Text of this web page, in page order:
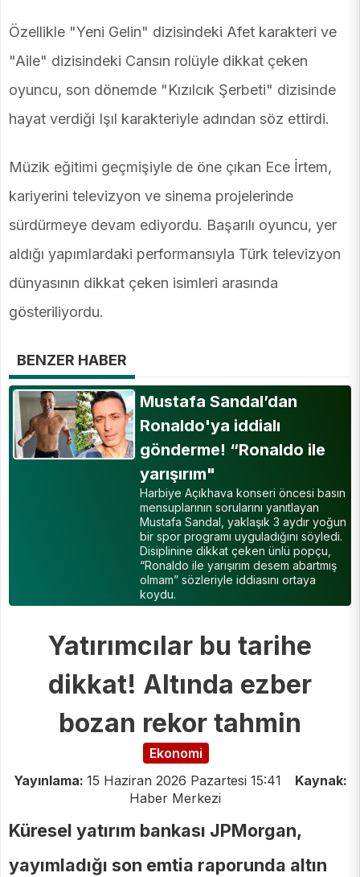
Özellikle "Yeni Gelin" dizisindeki Afet karakteri ve
"Aile" dizisindeki Cansın rolüyle dikkat çeken
oyuncu, son dönemde "Kızılcık Şerbeti" dizisinde
hayat verdiği Işıl karakteriyle adından söz ettirdi.
Müzik eğitimi geçmişiyle de öne çıkan Ece İrtem,
kariyerini televizyon ve sinema projelerinde
sürdürmeye devam ediyordu. Başarılı oyuncu, yer
aldığı yapımlardaki performansıyla Türk televizyon
dünyasının dikkat çeken isimleri arasında
gösteriliyordu.
BENZER HABER
Mustafa Sandal’dan
Ronaldo'ya iddialı
gönderme! “Ronaldo ile
yarışırım"
Harbiye Açıkhava konseri öncesi basın
mensuplarının sorularını yanıtlayan
Mustafa Sandal, yaklaşık 3 aydır yoğun
bir spor programı uyguladığını söyledi.
Disiplinine dikkat çeken ünlü popçu,
“Ronaldo ile yarışırım desem abartmış
olmam” sözleriyle iddiasını ortaya
koydu.
Yatırımcılar bu tarihe
dikkat! Altında ezber
bozan rekor tahmin
Ekonomi
Yayınlama: 15 Haziran 2026 Pazartesi 15:41
Kaynak:
Haber Merkezi
Küresel yatırım bankası JPMorgan,
yayımladığı son emtia raporunda altın